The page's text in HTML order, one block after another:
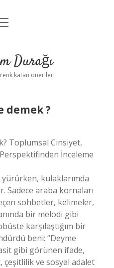
UyarıDurağı
katan öneriler!
demek ?
Toplumsal Cinsiyet,
İnceleme
kulaklarımda
Sadece araba kornaları
sohbetler, kelimeler,
bir melodi gibi
karşılaştığım bir
beni: “Deyme
gibi görünen ifade,
çeşitlilik ve sosyal adalet